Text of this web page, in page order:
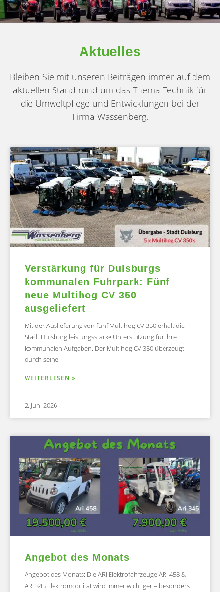
Aktuelles
Bleiben Sie mit unseren Beiträgen immer auf dem
aktuellen Stand rund um das Thema Technik für
die Umweltpflege und Entwicklungen bei der
Firma Wassenberg.
Verstärkung für Duisburgs
kommunalen Fuhrpark: Fünf
neue Multihog CV 350
ausgeliefert
Mit der Auslieferung von fünf Multihog CV 350 erhält die
Stadt Duisburg leistungsstarke Unterstützung für ihre
kommunalen Aufgaben. Der Multihog CV 350 überzeugt
durch seine
WEITERLESEN »
2. Juni 2026
Angebot des Monats
Angebot des Monats: Die ARI Elektrofahrzeuge ARI 458 &
ARI 345 Elektromobilität wird immer wichtiger – besonders